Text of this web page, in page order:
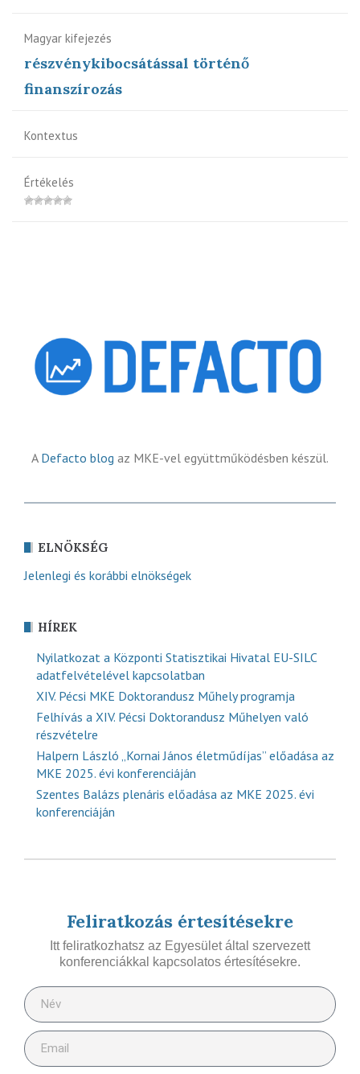
Magyar kifejezés
részvénykibocsátással történő
finanszírozás
Kontextus
Értékelés
A Defacto blog az MKE-vel együttműködésben készül.
ELNÖKSÉG
Jelenlegi és korábbi elnökségek
HÍREK
Nyilatkozat a Központi Statisztikai Hivatal EU-SILC
adatfelvételével kapcsolatban
XIV. Pécsi MKE Doktorandusz Műhely programja
Felhívás a XIV. Pécsi Doktorandusz Műhelyen való
részvételre
Halpern László „Kornai János életműdíjas” előadása az
MKE 2025. évi konferenciáján
Szentes Balázs plenáris előadása az MKE 2025. évi
konferenciáján
Feliratkozás értesítésekre
Itt feliratkozhatsz az Egyesület által szervezett
konferenciákkal kapcsolatos értesítésekre.